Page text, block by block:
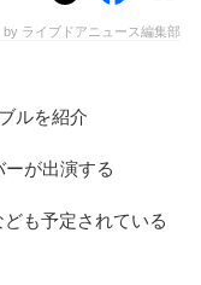
by ライブドアニュース編集部
ルを紹介
が出演する
も予定されている